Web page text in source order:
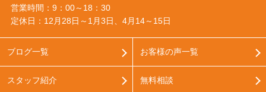
営業時間：9：00～18：30
定休日：12月28日～1月3日、4月14～15日
ブログ一覧
スタッフ紹介
お客様の声一覧
無料相談